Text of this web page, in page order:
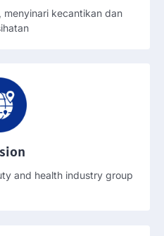
, menyinari kecantikan dan
and health industry group